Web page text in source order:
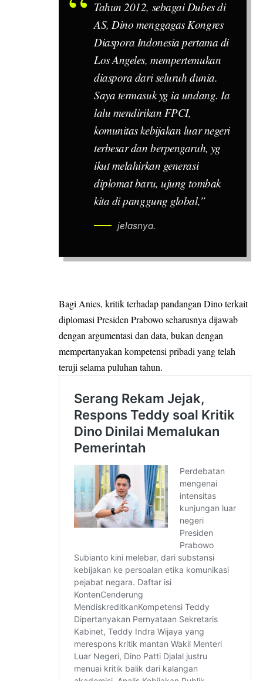
Tahun 2012, sebagai Dubes di
AS, Dino menggagas Kongres
Diaspora Indonesia pertama di
Los Angeles, mempertemukan
diaspora dari seluruh dunia.
Saya termasuk yg ia undang. Ia
lalu mendirikan FPCI,
komunitas kebijakan luar negeri
terbesar dan berpengaruh, yg
ikut melahirkan generasi
diplomat baru, ujung tombak
kita di panggung global,”
jelasnya.
Bagi Anies, kritik terhadap pandangan Dino terkait
diplomasi Presiden Prabowo seharusnya dijawab
dengan argumentasi dan data, bukan dengan
mempertanyakan kompetensi pribadi yang telah
teruji selama puluhan tahun.